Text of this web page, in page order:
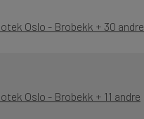
Oslo - Brobekk + 30 andre
Oslo - Brobekk + 11 andre